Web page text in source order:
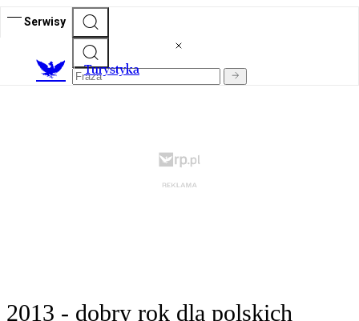
Serwisy
Turystyka
2013 - dobry rok dla polskich